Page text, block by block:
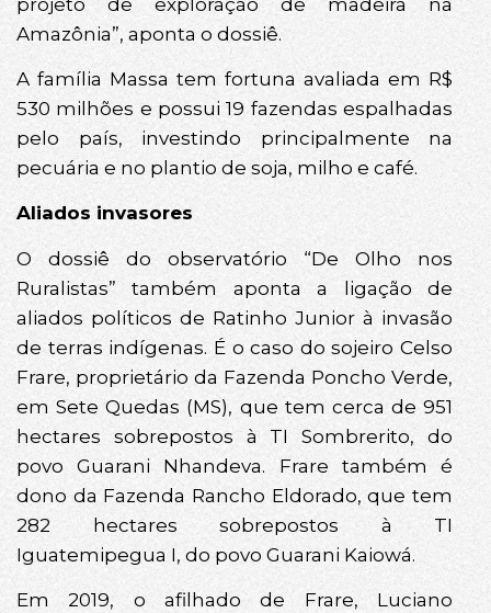
Amazônia”, aponta o dossiê.
A família Massa tem fortuna avaliada em R$
530 milhões e possui 19 fazendas espalhadas
pelo país, investindo principalmente na
pecuária e no plantio de soja, milho e café.
Aliados invasores
O dossiê do observatório “De Olho nos
Ruralistas” também aponta a ligação de
aliados políticos de Ratinho Junior à invasão
de terras indígenas. É o caso do sojeiro Celso
Frare, proprietário da Fazenda Poncho Verde,
em Sete Quedas (MS), que tem cerca de 951
hectares sobrepostos à TI Sombrerito, do
povo Guarani Nhandeva. Frare também é
dono da Fazenda Rancho Eldorado, que tem
282 hectares sobrepostos à TI
Iguatemipegua I, do povo Guarani Kaiowá.
Em 2019, o afilhado de Frare, Luciano